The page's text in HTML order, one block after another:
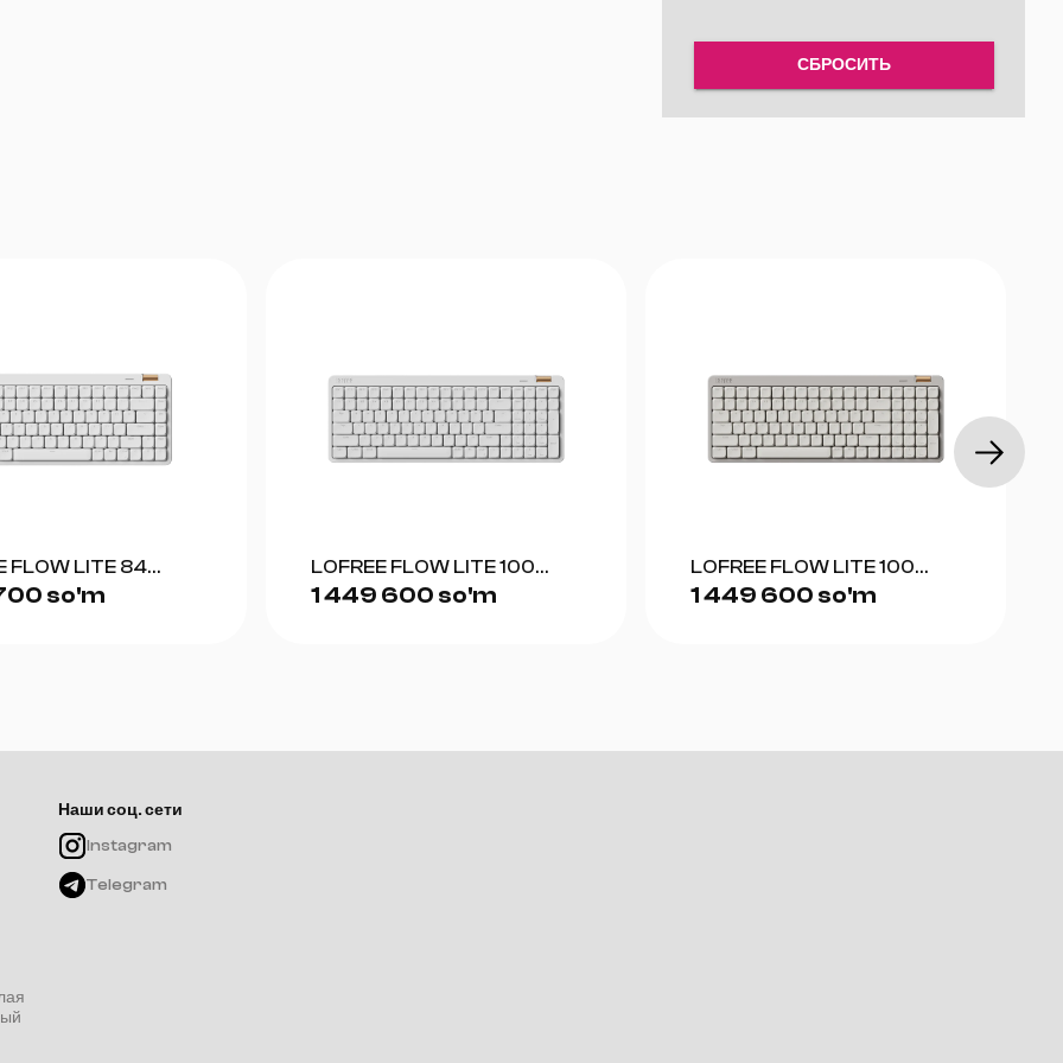
СБРОСИТЬ
FLOW LITE 84
so'm
LOFREE FLOW LITE 100
(WHITE)
1 449 600 so'm
LOFREE FLOW LITE 100
(GRAY)
1 449 600 so'm
Наши соц. сети
Instagram
Telegram